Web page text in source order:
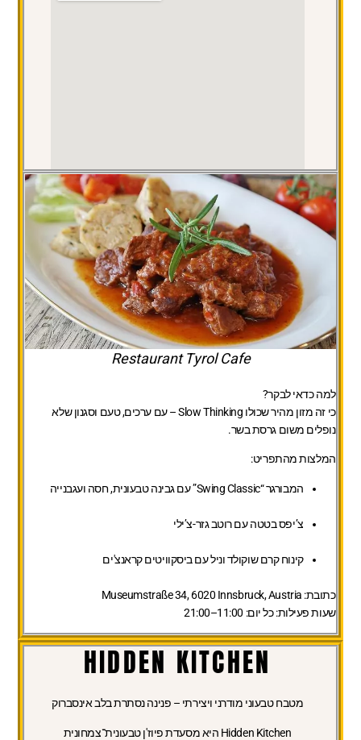
Restaurant Tyrol Cafe
למה כדאי לבקר?
כי זה מזון מהיר שכולו Slow Thinking – עם ערכים, טעם וסגנון שלא
נופלים משום גרסת בשר.
המלצות מהתפריט:
המבורגר “Swing Classic” עם גבינה טבעונית, חסה ועגבנייה
צ’יפס בטטה עם רוטב גזר-צ’ילי
קינוח קרם שוקולד וניל עם ביסקוויטים קראנצ'ים
כתובת:
שעות פעילות:כל יום: 11:00–21:00
HIDDEN KITCHEN
מטבח טבעוני מודרני ויצירתי – פנינה נסתרת בלב אינסברוק
Hidden Kitchen היא מסעדת פיוז'ן טבעונית־צמחונית